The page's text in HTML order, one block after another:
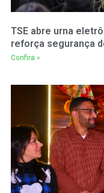
TSE abre urna
reforça segurança
Confira »